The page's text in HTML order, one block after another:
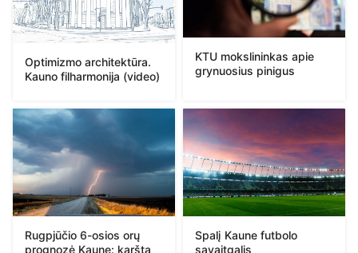
Optimizmo architektūra.
Kauno filharmonija (video)
KTU mokslininkas apie
grynuosius pinigus
Rugpjūčio 6-osios orų
prognozė Kaune: karšta
Spalį Kaune futbolo
savaitgalis